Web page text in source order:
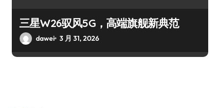
三星W26驭风5G，高端旗舰新典范
dawei 3 月 31, 2026